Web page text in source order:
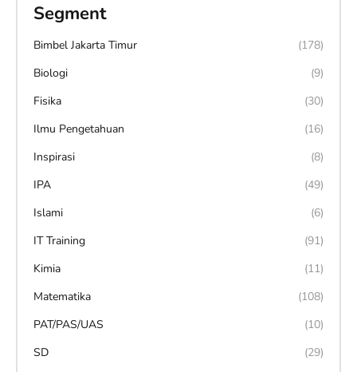
Segment
Bimbel Jakarta Timur
(178)
Biologi
(9)
Fisika
(30)
Ilmu Pengetahuan
(16)
Inspirasi
(8)
IPA
(49)
Islami
(6)
IT Training
(91)
Kimia
(11)
Matematika
(108)
PAT/PAS/UAS
(10)
SD
(29)